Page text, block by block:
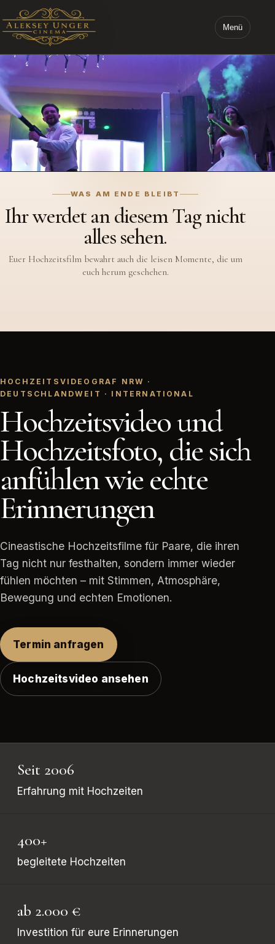
STARTSEITE ALEKSEY UNGER CINEMA Menü
WAS AM ENDE BLEIBT
Ihr werdet an diesem Tag nicht
alles sehen.
Euer Hochzeitsfilm bewahrt auch die leisen Momente, die um
euch herum geschehen.
HOCHZEITSVIDEOGRAF NRW ·
DEUTSCHLANDWEIT · INTERNATIONAL
Hochzeitsvideo und
Hochzeitsfoto, die sich
anfühlen wie echte
Erinnerungen
Cineastische Hochzeitsfilme für Paare, die ihren
Tag nicht nur festhalten, sondern immer wieder
fühlen möchten – mit Stimmen, Atmosphäre,
Bewegung und echten Emotionen.
Termin anfragen
Hochzeitsvideo ansehen
Seit 2006
Erfahrung mit Hochzeiten
400+
begleitete Hochzeiten
ab 2.000 €
Investition für eure Erinnerungen